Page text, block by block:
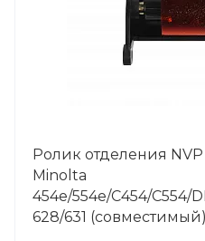
Ролик отделения
Minolta
454e/554e/C454/C554/
628/631 (совместимый)